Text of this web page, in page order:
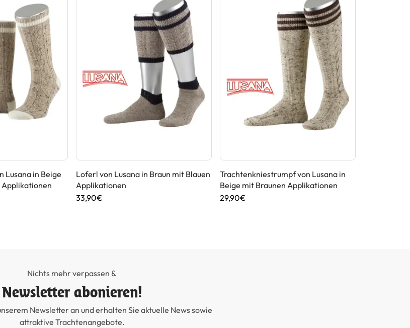
Lusana in Beige
Loferl von Lusana in Braun mit Blauen
Applikationen
33,90€
Trachtenkniestrumpf von Lusana in
Beige mit Braunen Applikationen
29,90€
Nichts mehr verpassen &
Newsletter abonieren!
Newsletter an und erhalten Sie aktuelle News sowie
attraktive Trachtenangebote.